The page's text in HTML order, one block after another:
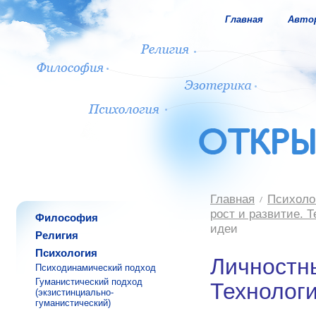
Главная
Философия
Религия
Психология
Психодинамический подход
Гуманистический подход
(экзистинциально-
гуманистический)
Главная
рост и развитие.
идеи